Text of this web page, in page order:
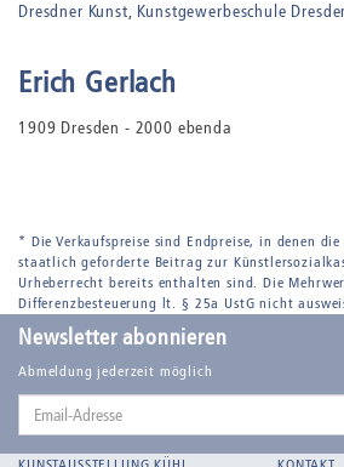
Dresdner Kunst Kunstgewerbeschule
Erich Gerlach
1909 Dresden - 2000 ebenda
* Die Verkaufspreise sind Endpreise, in denen
staatlich geforderte Beitrag zur
Urheberrecht bereits enthalten sind. Die
Differenzbesteuerung lt. § 25a UstG nicht
Newsletter abonnieren
Abmeldung jederzeit möglich
Email-